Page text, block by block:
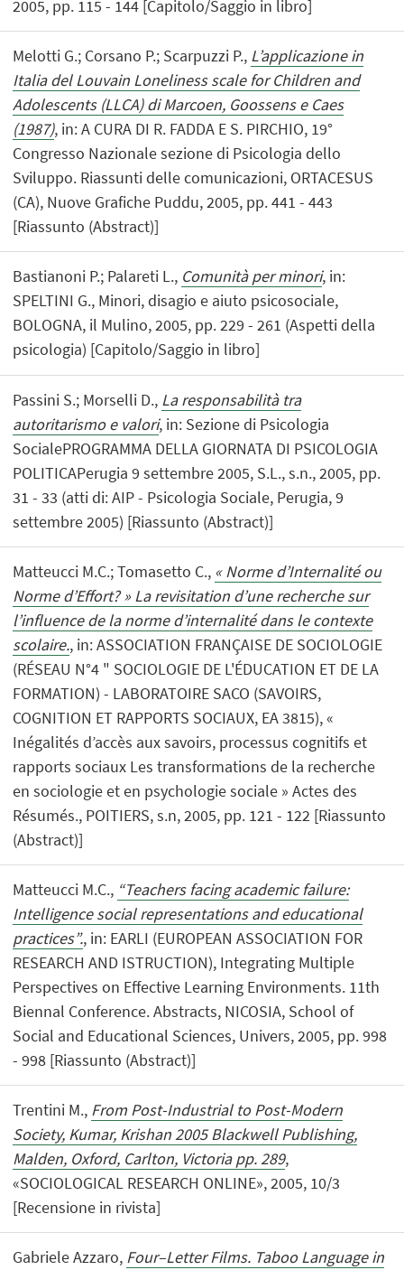
2005, pp. 115 - 144 [Capitolo/Saggio in libro]
Melotti G.; Corsano P.; Scarpuzzi P., L’applicazione in
Italia del Louvain Loneliness scale for Children and
Adolescents (LLCA) di Marcoen, Goossens e Caes
(1987), in: A CURA DI R. FADDA E S. PIRCHIO, 19°
Congresso Nazionale sezione di Psicologia dello
Sviluppo. Riassunti delle comunicazioni, ORTACESUS
(CA), Nuove Grafiche Puddu, 2005, pp. 441 - 443
[Riassunto (Abstract)]
Bastianoni P.; Palareti L., Comunità per minori, in:
SPELTINI G., Minori, disagio e aiuto psicosociale,
BOLOGNA, il Mulino, 2005, pp. 229 - 261 (Aspetti della
psicologia) [Capitolo/Saggio in libro]
Passini S.; Morselli D., La responsabilità tra
autoritarismo e valori, in: Sezione di Psicologia
SocialePROGRAMMA DELLA GIORNATA DI PSICOLOGIA
POLITICAPerugia 9 settembre 2005, S.L., s.n., 2005, pp.
31 - 33 (atti di: AIP - Psicologia Sociale, Perugia, 9
settembre 2005) [Riassunto (Abstract)]
Matteucci M.C.; Tomasetto C., « Norme d’Internalité ou
Norme d’Effort? » La revisitation d’une recherche sur
l’influence de la norme d’internalité dans le contexte
scolaire., in: ASSOCIATION FRANÇAISE DE SOCIOLOGIE
(RÉSEAU N°4 " SOCIOLOGIE DE L'ÉDUCATION ET DE LA
FORMATION) - LABORATOIRE SACO (SAVOIRS,
COGNITION ET RAPPORTS SOCIAUX, EA 3815), «
Inégalités d’accès aux savoirs, processus cognitifs et
rapports sociaux Les transformations de la recherche
en sociologie et en psychologie sociale » Actes des
Résumés., POITIERS, s.n, 2005, pp. 121 - 122 [Riassunto
(Abstract)]
Matteucci M.C., “Teachers facing academic failure:
Intelligence social representations and educational
practices”., in: EARLI (EUROPEAN ASSOCIATION FOR
RESEARCH AND ISTRUCTION), Integrating Multiple
Perspectives on Effective Learning Environments. 11th
Biennal Conference. Abstracts, NICOSIA, School of
Social and Educational Sciences, Univers, 2005, pp. 998
- 998 [Riassunto (Abstract)]
Trentini M., From Post-Industrial to Post-Modern
Society, Kumar, Krishan 2005 Blackwell Publishing,
Malden, Oxford, Carlton, Victoria pp. 289,
«SOCIOLOGICAL RESEARCH ONLINE», 2005, 10/3
[Recensione in rivista]
Gabriele Azzaro, Four–Letter Films. Taboo Language in